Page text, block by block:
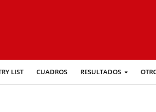
LIST CUADROS RESULTADOS